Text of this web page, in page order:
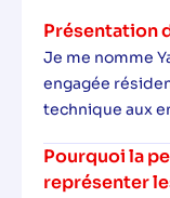
Présentation
Je me nomme
engagée
technique aux
Pourquoi la
représenter